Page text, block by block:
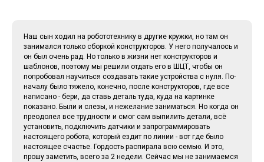
Наш сын ходил на робототехнику в другие кружки, но там он
занимался только сборкой конструкторов. У него получалось и
он был очень рад. Но только в жизни нет конструкторов и
шаблонов, поэтому мы решили отдать его в ШЦТ, чтобы он
попробовал научиться создавать такие устройства с нуля. По-
началу было тяжело, конечно, после конструкторов, где все
написано - бери, да ставь деталь туда, куда на картинке
показано. Были и слезы, и нежелание заниматься. Но когда он
преодолел все трудности и смог сам выпилить детали, всё
установить, подключить датчики и запрограммировать
настоящего робота, который ездит по линии - вот где было
настоящее счастье. Гордость распирала всю семью. И это,
прошу заметить, всего за 2 недели. Сейчас мы не занимаемся